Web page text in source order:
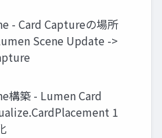
- Card Captureの場所
Scene Update ->
構築 - Lumen Card
1